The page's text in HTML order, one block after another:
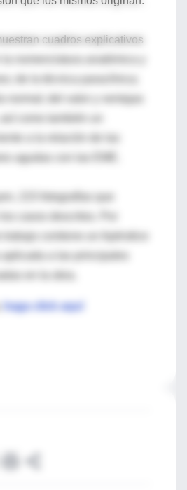
cuadros explicativos
de la técnica paraclínica;
normal; del valor y ventajas
como también un
a la relación de las
agudas con las EME.
215 fotografías que
a las principales
haga click aquí